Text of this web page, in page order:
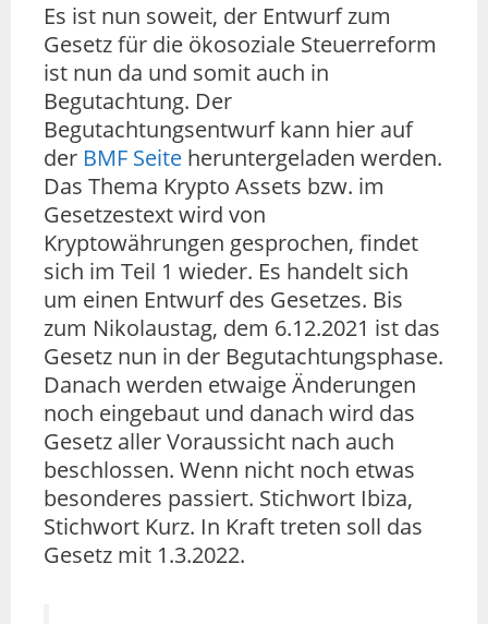
Es ist nun soweit, der Entwurf zum
Gesetz für die ökosoziale Steuerreform
ist nun da und somit auch in
Begutachtung. Der
Begutachtungsentwurf kann hier auf
der BMF Seite heruntergeladen werden.
Das Thema Krypto Assets bzw. im
Gesetzestext wird von
Kryptowährungen gesprochen, findet
sich im Teil 1 wieder. Es handelt sich
um einen Entwurf des Gesetzes. Bis
zum Nikolaustag, dem 6.12.2021 ist das
Gesetz nun in der Begutachtungsphase.
Danach werden etwaige Änderungen
noch eingebaut und danach wird das
Gesetz aller Voraussicht nach auch
beschlossen. Wenn nicht noch etwas
besonderes passiert. Stichwort Ibiza,
Stichwort Kurz. In Kraft treten soll das
Gesetz mit 1.3.2022.